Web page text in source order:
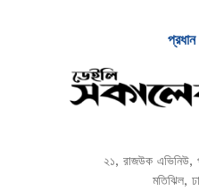
প্রধান
২১, রাজউক এভিনিউ,
মতিঝিল,